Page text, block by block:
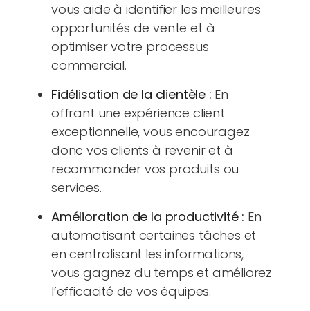
vous aide à identifier les meilleures
opportunités de vente et à
optimiser votre processus
commercial.
Fidélisation de la clientèle : En
offrant une expérience client
exceptionnelle, vous encouragez
donc vos clients à revenir et à
recommander vos produits ou
services.
Amélioration de la productivité : En
automatisant certaines tâches et
en centralisant les informations,
vous gagnez du temps et améliorez
l’efficacité de vos équipes.